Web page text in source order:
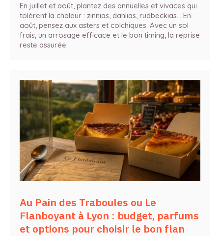
En juillet et août, plantez des annuelles et vivaces qui
tolèrent la chaleur : zinnias, dahlias, rudbeckias… En
août, pensez aux asters et colchiques. Avec un sol
frais, un arrosage efficace et le bon timing, la reprise
reste assurée.
Au Pain des Traboules ou Le
Flanboyant à Lyon : budget, parfums
et options pour choisir le bon flan